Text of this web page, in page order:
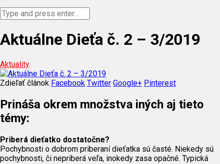
Aktuálne Dieťa č. 2 – 3/2019
Aktuality
Zdieľať článok Facebook Twitter Google+ Pinterest
Prináša okrem množstva iných aj tieto
témy:
Priberá dieťatko dostatočne?
Pochybnosti o dobrom priberaní dieťatka sú časté. Niekedy sú
pochybnosti, či nepriberá veľa, inokedy zasa opačné. Typická